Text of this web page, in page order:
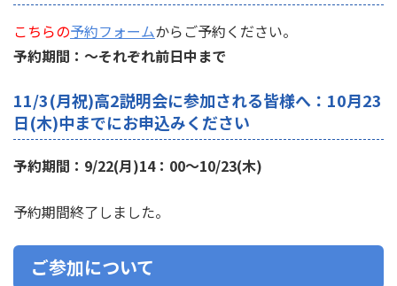
こちらの予約フォームからご予約ください。
予約期間：～それぞれ前日中まで
11/3(月祝)高2説明会に参加される皆様へ：10月23
日(木)中までにお申込みください
予約期間：9/22(月)14：00～10/23(木)
予約期間終了しました。
ご参加について